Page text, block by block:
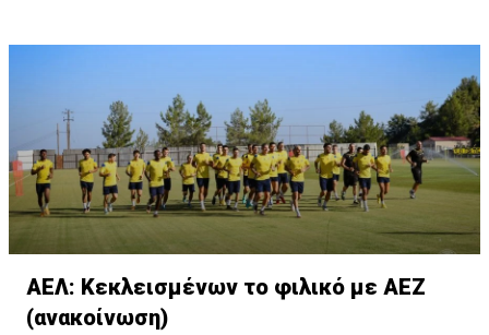
ονοματεπώνυμο, αριθμός πινακίδας αυτοκινήτου,
ΑΕΛ: Κεκλεισμένων το φιλικό με ΑΕΖ
(ανακοίνωση)